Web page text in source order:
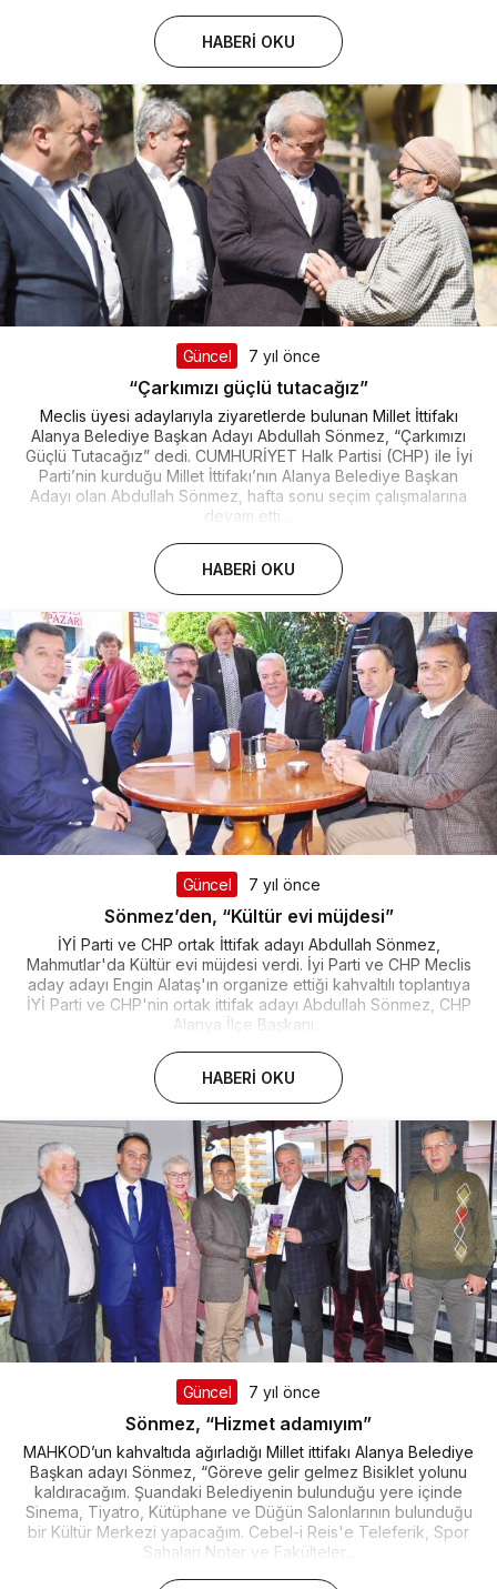
HABERI OKU
Güncel 7 yıl önce
“Çarkımızı güçlü tutacağız”
Meclis üyesi adaylarıyla ziyaretlerde bulunan Millet İttifakı
Alanya Belediye Başkan Adayı Abdullah Sönmez, “Çarkımızı
Güçlü Tutacağız” dedi. CUMHURİYET Halk Partisi (CHP) ile İyi
Parti’nin kurduğu Millet İttifakı’nın Alanya Belediye Başkan
Adayı olan Abdullah Sönmez, hafta sonu seçim çalışmalarına
devam etti....
HABERI OKU
Güncel 7 yıl önce
Sönmez’den, “Kültür evi müjdesi”
İYİ Parti ve CHP ortak İttifak adayı Abdullah Sönmez,
Mahmutlar'da Kültür evi müjdesi verdi. İyi Parti ve CHP Meclis
aday adayı Engin Alataş'ın organize ettiği kahvaltılı toplantıya
İYİ Parti ve CHP'nin ortak ittifak adayı Abdullah Sönmez, CHP
Alanya İlçe Başkanı...
HABERI OKU
Güncel 7 yıl önce
Sönmez, “Hizmet adamıyım”
MAHKOD’un kahvaltıda ağırladığı Millet ittifakı Alanya Belediye
Başkan adayı Sönmez, “Göreve gelir gelmez Bisiklet yolunu
kaldıracağım. Şuandaki Belediyenin bulunduğu yere içinde
Sinema, Tiyatro, Kütüphane ve Düğün Salonlarının bulunduğu
bir Kültür Merkezi yapacağım. Cebel-i Reis'e Teleferik, Spor
Sahaları Noter ve Fakülteler...